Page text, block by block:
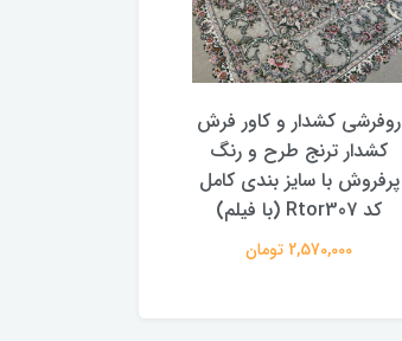
روفرشی کشدار و کاور فرش
کشدار ترنج طرح و رنگ
پرفروش با سایز بندی کامل
کد Rtor307 (با فیلم)
2,570,000 تومان